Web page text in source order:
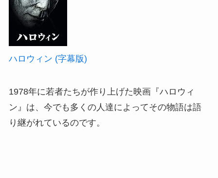
ハロウィン (字幕版)
1978年に若者たちが作り上げた映画『ハロウィ
ン』は、今でも多くの人達によってその物語は語
り継がれているのです。